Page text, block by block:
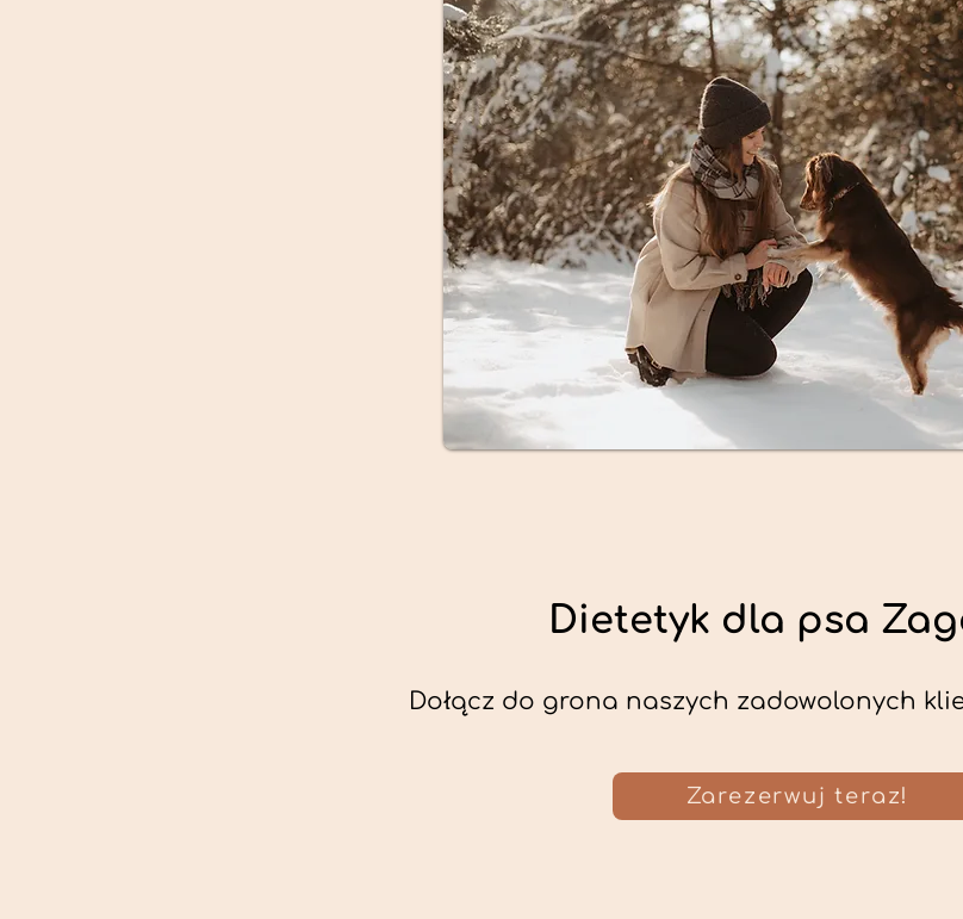
Dietetyk dla psa
Dołącz do grona naszych zadowolonych
Zarezerwuj teraz!